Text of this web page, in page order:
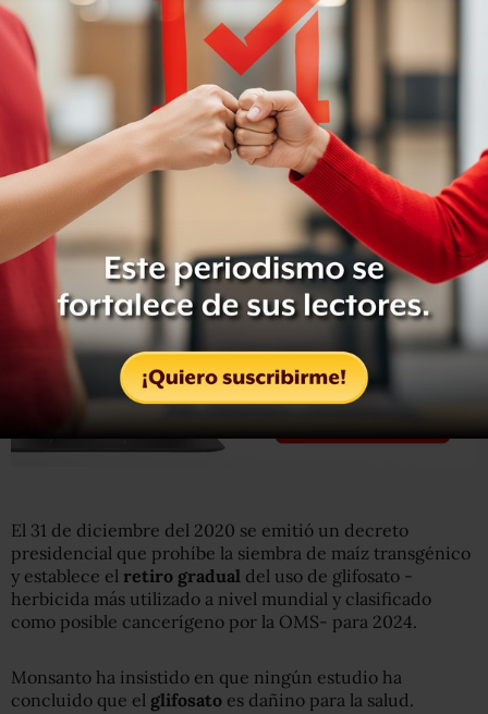
“Como Semarnat tenemos ante todo la obligación de
preservar el ambiente y la vida, por ello hemos recopilado
información suficiente que acredita los daños causados
por esta sustancia (glifosato) a especies polinizadoras
como las abejas, el agua superficial de los cauces
naturales, el suelo, la flora y el aire”, informó en un
comunicado.
El 31 de diciembre del 2020 se emitió un decreto
presidencial que prohíbe la siembra de maíz transgénico
y establece el retiro gradual del uso de glifosato -
herbicida más utilizado a nivel mundial y clasificado
como posible cancerígeno por la OMS- para 2024.
Monsanto ha insistido en que ningún estudio ha
concluido que el glifosato es dañino para la salud.